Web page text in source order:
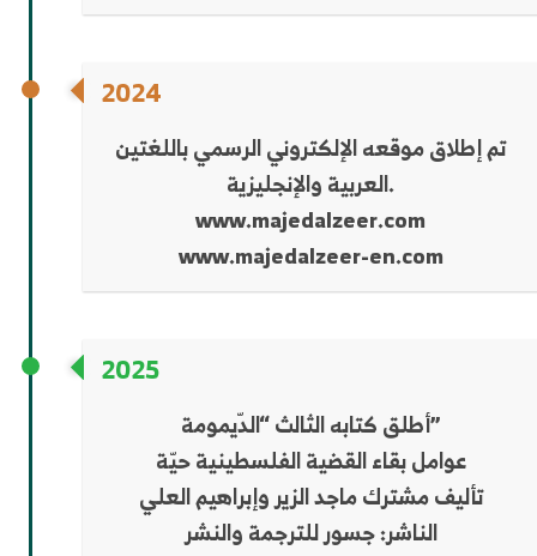
2024
تم إطلاق موقعه الإلكتروني الرسمي باللغتين
العربية والإنجليزية.
www.majedalzeer.com
www.majedalzeer-en.com
2025
أطلق كتابه الثالث “الدّيمومة”
عوامل بقاء القضية الفلسطينية حيّة
تأليف مشترك ماجد الزير وإبراهيم العلي
الناشر: جسور للترجمة والنشر